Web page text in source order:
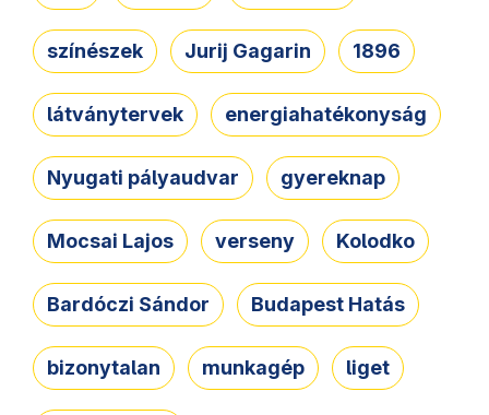
színészek Jurij Gagarin 1896
látványtervek energiahatékonyság
Nyugati pályaudvar gyereknap
Mocsai Lajos verseny Kolodko
Bardóczi Sándor Budapest Hatás
bizonytalan munkagép liget